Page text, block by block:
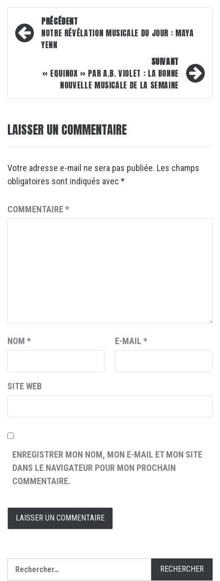
Navigation
d’article
PRÉCÉDENT
NOTRE RÉVÉLATION MUSICALE DU JOUR : MAYA
YENN
SUIVANT
« EQUINOX » PAR A.B. VIOLET : LA BONNE
NOUVELLE MUSICALE DE LA SEMAINE
LAISSER UN COMMENTAIRE
Votre adresse e-mail ne sera pas publiée. Les champs
obligatoires sont indiqués avec *
COMMENTAIRE*
NOM * E-MAIL *
SITE WEB
ENREGISTRER MON NOM, MON E-MAIL ET MON SITE
DANS LE NAVIGATEUR POUR MON PROCHAIN
COMMENTAIRE.